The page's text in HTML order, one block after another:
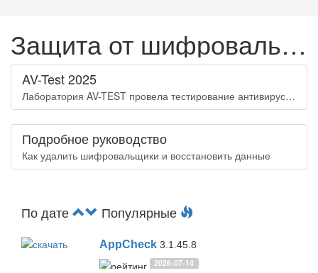
Защита от шифровальщиков
AV-Test 2025
Лаборатория AV-TEST провела тестирование антивирусов на защиту от программ-вымогателей и стиллеров данных для систем Windows
Подробное руководство
Как удалить шифровальщики и восстановить данные
По дате Популярные
AppCheck 3.1.45.8
2026-07-14